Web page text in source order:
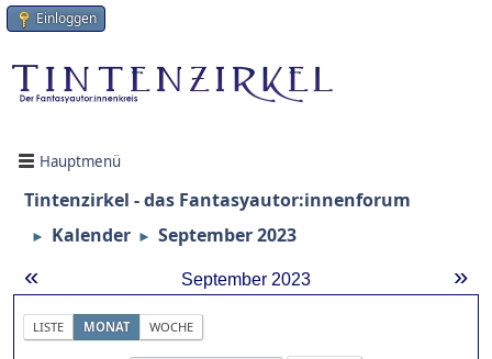
Einloggen
Hauptmenü
Tintenzirkel - das Fantasyautor:innenforum
► Kalender ► September 2023
« »
September 2023
LISTE MONAT WOCHE